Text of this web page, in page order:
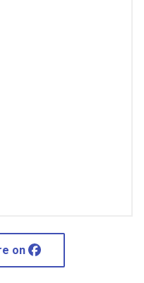
on